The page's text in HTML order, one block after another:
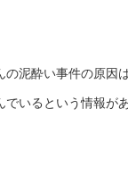
の泥酔い事件の原因
いるという情報があ